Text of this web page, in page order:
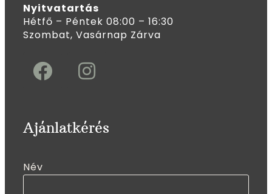
Nyitvatartás
Hétfő – Péntek 08:00 – 16:30
Szombat, Vasárnap Zárva
Ajánlatkérés
Név